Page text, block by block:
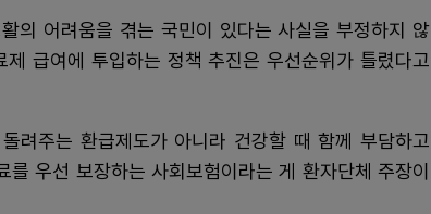
의 어려움을 겪는 국민이 있다는 사실을 부정하지 않
급여에 투입하는 정책 추진은 우선순위가 틀렸다고
려주는 환급제도가 아니라 건강할 때 함께 부담하고
우선 보장하는 사회보험이라는 게 환자단체 주장이